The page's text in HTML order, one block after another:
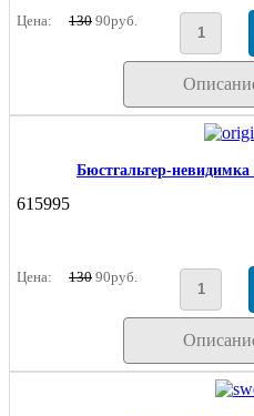
Цена: 130 90руб.
Бюстгальтер-
615995
Цена: 130 90руб.